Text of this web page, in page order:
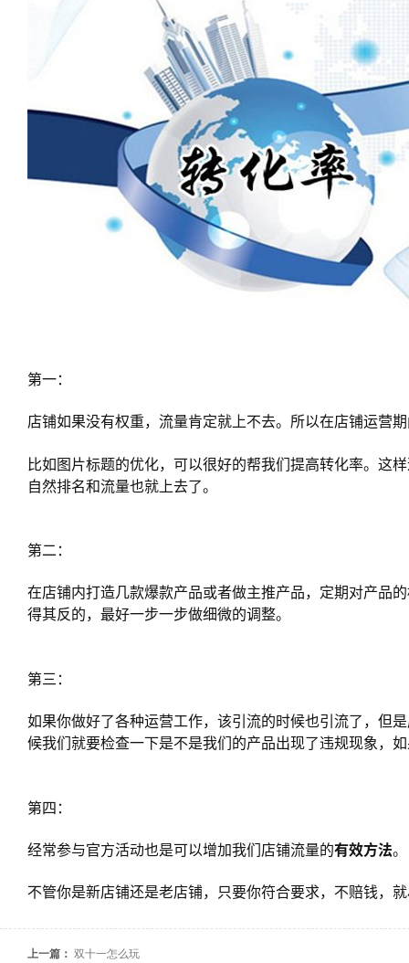
第一：
店铺如果没有权重，流量肯定就上不去。所以在店铺运营
比如图片标题的优化，可以很好的帮我们提高转化率。这
自然排名和流量也就上去了。
第二：
在店铺内打造几款爆款产品或者做主推产品，定期对产品
得其反的，最好一步一步做细微的调整。
第三：
如果你做好了各种运营工作，该引流的时候也引流了，但
候我们就要检查一下是不是我们的产品出现了违规现象，
第四：
经常参与官方活动也是可以增加我们店铺流量的有效方法。
不管你是新店铺还是老店铺，只要你符合要求，不赔钱，
上一篇： 双十一怎么玩